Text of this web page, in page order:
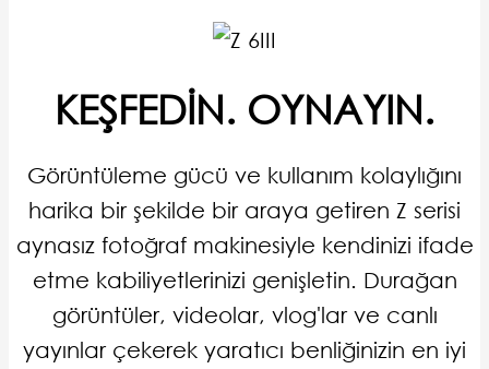
KEŞFEDİN. OYNAYIN.
Görüntüleme gücü ve kullanım kolaylığını
harika bir şekilde bir araya getiren Z serisi
aynasız fotoğraf makinesiyle kendinizi ifade
etme kabiliyetlerinizi genişletin. Durağan
görüntüler, videolar, vlog'lar ve canlı
yayınlar çekerek yaratıcı benliğinizin en iyi